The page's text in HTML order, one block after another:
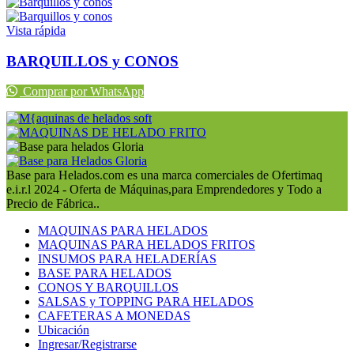
era:
S/44.
es:
S/42.
Vista rápida
BARQUILLOS y CONOS
Comprar por WhatsApp
Base para Helados.com es una marca comerciales de Ofertimaq
e.i.r.l 2024 - Oferta de Máquinas,para Emprendedores y Todo a
Precio de Fábrica..
MAQUINAS PARA HELADOS
MAQUINAS PARA HELADOS FRITOS
INSUMOS PARA HELADERÍAS
BASE PARA HELADOS
CONOS Y BARQUILLOS
SALSAS y TOPPING PARA HELADOS
CAFETERAS A MONEDAS
Ubicación
Ingresar/Registrarse